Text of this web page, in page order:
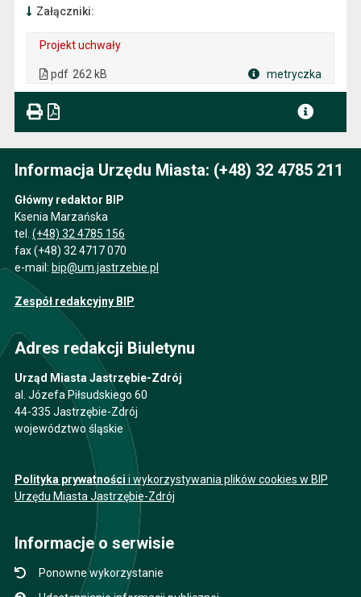
Załączniki:
Projekt uchwały
pdf 262 kB metryczka
Informacja Urzędu Miasta: (+48) 32 4785 211
Główny redaktor BIP
Ksenia Marzańska
tel. (+48) 32 4785 156
fax (+48) 32 4717 070
e-mail: bip@um.jastrzebie.pl
Zespół redakcyjny BIP
Adres redakcji Biuletynu
Urząd Miasta Jastrzębie-Zdrój
al. Józefa Piłsudskiego 60
44-335 Jastrzębie-Zdrój
województwo śląskie
Polityka prywatności i wykorzystywania plików cookies w BIP
Urzędu Miasta Jastrzębie-Zdrój
Informacje o serwisie
Ponowne wykorzystanie